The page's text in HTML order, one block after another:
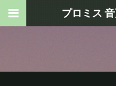
プロミス